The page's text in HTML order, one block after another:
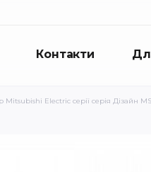
Контакти
Mitsubishi Electric серії серія Дізайн